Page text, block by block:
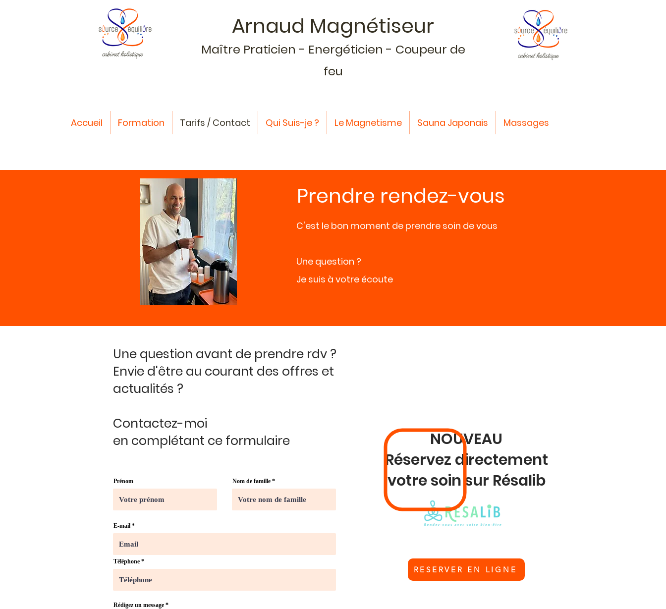
Arnaud Magnétiseur
Maître Praticien - Energéticien - Coupeur de
feu
Accueil Formation Tarifs / Contact Qui Suis-je ? Le Magnetisme Sauna Japonais Massages
Prendre rendez-vous
C'est le bon moment de prendre soin de vous
Une question ?
Je suis à votre écoute
Une question avant de prendre rdv ?
Envie d'être au courant des offres et
actualités ?
Contactez-moi
en complétant ce formulaire
Prénom Nom de famille
E-mail
Téléphone
Rédigez un message
NOUVEAU
Réservez directement
votre soin sur Résalib
RESERVER EN LIGNE